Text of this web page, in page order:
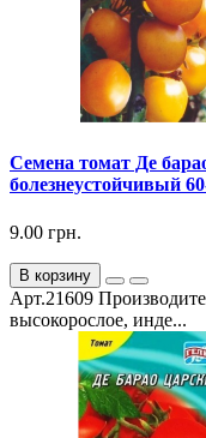
Семена томат Де
болезнеустойчивый
9.00 грн.
В корзину
Арт.21609
высокорослое, инде...